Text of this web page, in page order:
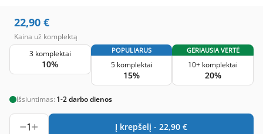
22,90 €
Kaina už komplektą
3 komplektai
10%
POPULIARUS
5 komplektai
15%
GERIAUSIA VERTĖ
10+ komplektai
20%
Išsiuntimas: 1-2 darbo dienos
1 Į krepšelį - 22,90 €